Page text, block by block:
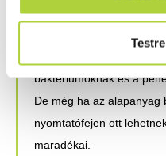
A tárgy újrafelhasználása
baktériumoknak és a
De még ha az alapanyag
nyomtatófejen ott
maradékai.